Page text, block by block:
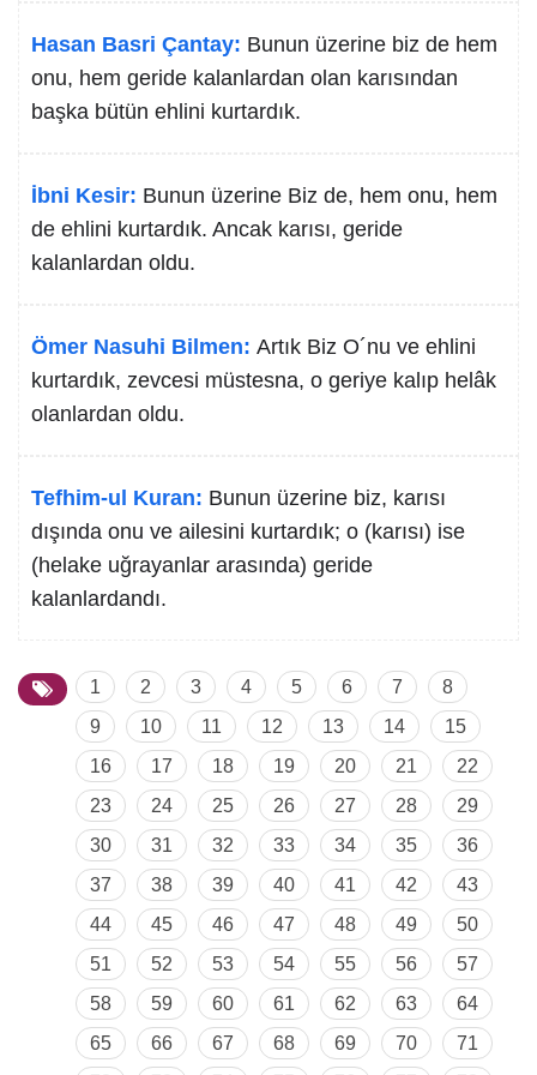
Hasan Basri Çantay: Bunun üzerine biz de hem
onu, hem geride kalanlardan olan karısından
başka bütün ehlini kurtardık.
İbni Kesir: Bunun üzerine Biz de, hem onu, hem
de ehlini kurtardık. Ancak karısı, geride
kalanlardan oldu.
Ömer Nasuhi Bilmen: Artık Biz O´nu ve ehlini
kurtardık, zevcesi müstesna, o geriye kalıp helâk
olanlardan oldu.
Tefhim-ul Kuran: Bunun üzerine biz, karısı
dışında onu ve ailesini kurtardık; o (karısı) ise
(helake uğrayanlar arasında) geride
kalanlardandı.
1 2 3 4 5 6 7
8
9
10 11 12 13 14
15
16
17 18 19 20 21
22
23
24 25 26 27 28
29
30
31 32 33 34 35
36
37
38 39 40 41 42
43
44
45 46 47 48 49
50
51
52 53 54 55 56
57
58
59 60 61 62 63
64
65
66 67 68 69 70
71